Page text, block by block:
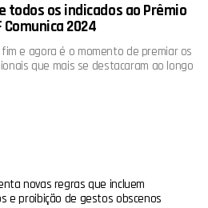
todos os indicados ao Prêmio
2024
e agora é o momento de premiar os
que mais se destacaram ao longo
novas regras que incluem
e proibição de gestos obscenos